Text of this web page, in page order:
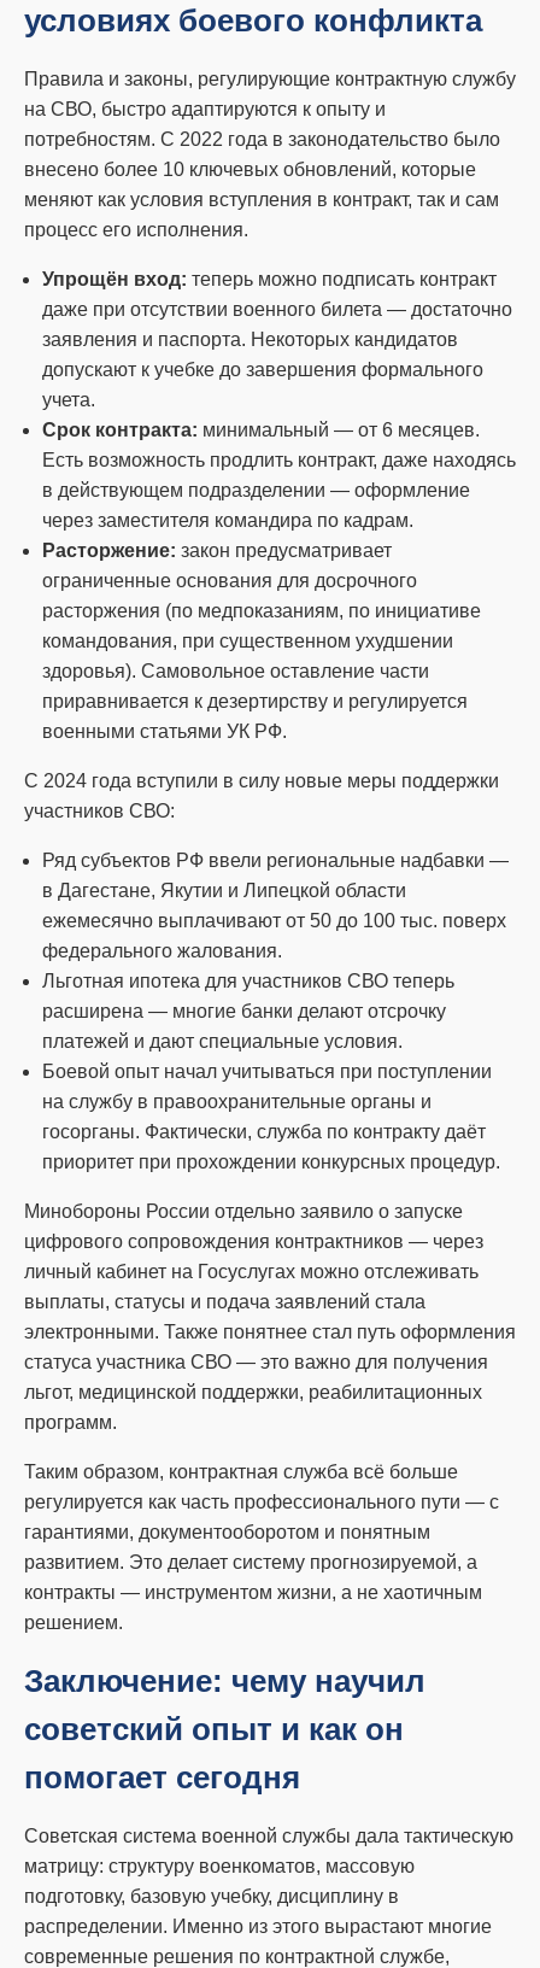
условиях боевого конфликта
Правила и законы, регулирующие контрактную службу
на СВО, быстро адаптируются к опыту и
потребностям. С 2022 года в законодательство было
внесено более 10 ключевых обновлений, которые
меняют как условия вступления в контракт, так и сам
процесс его исполнения.
Упрощён вход: теперь можно подписать контракт
даже при отсутствии военного билета — достаточно
заявления и паспорта. Некоторых кандидатов
допускают к учебке до завершения формального
учета.
Срок контракта: минимальный — от 6 месяцев.
Есть возможность продлить контракт, даже находясь
в действующем подразделении — оформление
через заместителя командира по кадрам.
Расторжение: закон предусматривает
ограниченные основания для досрочного
расторжения (по медпоказаниям, по инициативе
командования, при существенном ухудшении
здоровья). Самовольное оставление части
приравнивается к дезертирству и регулируется
военными статьями УК РФ.
С 2024 года вступили в силу новые меры поддержки
участников СВО:
Ряд субъектов РФ ввели региональные надбавки —
в Дагестане, Якутии и Липецкой области
ежемесячно выплачивают от 50 до 100 тыс. поверх
федерального жалования.
Льготная ипотека для участников СВО теперь
расширена — многие банки делают отсрочку
платежей и дают специальные условия.
Боевой опыт начал учитываться при поступлении
на службу в правоохранительные органы и
госорганы. Фактически, служба по контракту даёт
приоритет при прохождении конкурсных процедур.
Минобороны России отдельно заявило о запуске
цифрового сопровождения контрактников — через
личный кабинет на Госуслугах можно отслеживать
выплаты, статусы и подача заявлений стала
электронными. Также понятнее стал путь оформления
статуса участника СВО — это важно для получения
льгот, медицинской поддержки, реабилитационных
программ.
Таким образом, контрактная служба всё больше
регулируется как часть профессионального пути — с
гарантиями, документооборотом и понятным
развитием. Это делает систему прогнозируемой, а
контракты — инструментом жизни, а не хаотичным
решением.
Заключение: чему научил
советский опыт и как он
помогает сегодня
Советская система военной службы дала тактическую
матрицу: структуру военкоматов, массовую
подготовку, базовую учебку, дисциплину в
распределении. Именно из этого вырастают многие
современные решения по контрактной службе,